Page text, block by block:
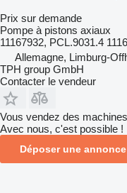
Prix sur demande
Pompe à pistons axiaux
11167932, PCL.9031.4
Allemagne, Limburg-
TPH group GmbH
Contacter le vendeur
Vous vendez des
Avec nous, c'est possible !
Déposer une annonce